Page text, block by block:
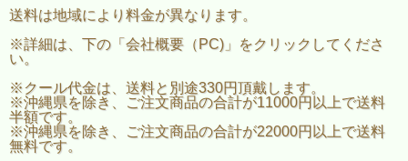
【受賞歴】
・IWC 2018「本醸造酒の部」ゴールド
・IWC 2016「本醸造酒の部」ブロンズ
・ 一ノ蔵 無鑑査本醸造 超辛口
送料は地域により料金が異なります。
※詳細は、下の「会社概要（PC)」をクリックしてくださ
い。
※クール代金は、送料と別途330円頂戴します。
※沖縄県を除き、ご注文商品の合計が11000円以上で送料
半額です。
※沖縄県を除き、ご注文商品の合計が22000円以上で送料
無料です。